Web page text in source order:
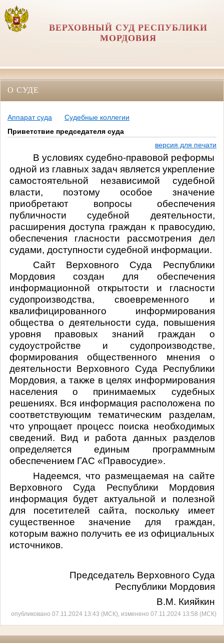
ВЕРХОВНЫЙ СУД РЕСПУБЛИКИ
МОРДОВИЯ
О СУДЕ
Аппарат суда
Судебные коллегии
Приветствие председателя суда
версия для печати
В условиях судебно-правовой реформы
одной из главных задач является укрепление
самостоятельной независимой судебной
власти, поэтому особое значение
приобретают вопросы обеспечения
публичности судебной деятельности,
расширения доступа граждан к правосудию,
обеспечения гласности рассмотрения дел
судами, доступности судебной информации.
Сайт Верховного Суда Республики
Мордовия создан для обеспечения
информационной открытости и гласности
судопроизводства, своевременного и
квалифицированного информирования
общества о деятельности суда, повышения
уровня правовых знаний граждан о
судоустройстве и судопроизводстве,
формирования общественного мнения о
деятельности Верховного Суда Республики
Мордовия, а также в целях информирования
населения о принимаемых судебных
решениях. Вся информация расположена по
соответствующим тематическим разделам,
что упрощает процесс поиска необходимых
сведений. Вид и работа данных разделов
определяется единым программным
обеспечением ГАС «Правосудие».
Надеемся, что размещаемая на сайте
Верховного Суда Республики Мордовия
информация будет актуальной и полезной
для посетителей сайта, поскольку имеет
существенное значение для граждан,
которым важно получить ее из официальных
источников.
Председатель Верховного Суда
Республики Мордовия
В.М. Кияйкин
опубликовано 07.11.2024 13:43 (МСК), изменено 07.11.2024 13:58 (МСК)